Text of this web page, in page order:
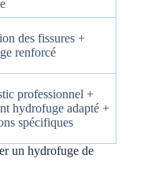
des fissures +
renforcé
professionnel +
hydrofuge adapté +
spécifiques
un hydrofuge de